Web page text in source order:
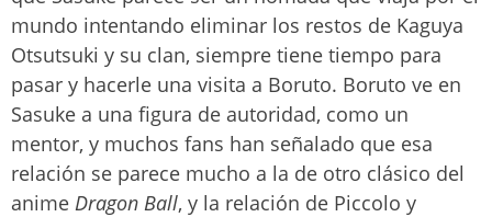
mundo intentando eliminar los restos de Kaguya
Otsutsuki y su clan, siempre tiene tiempo para
pasar y hacerle una visita a Boruto. Boruto ve en
Sasuke a una figura de autoridad, como un
mentor, y muchos fans han señalado que esa
relación se parece mucho a la de otro clásico del
anime Dragon Ball, y la relación de Piccolo y